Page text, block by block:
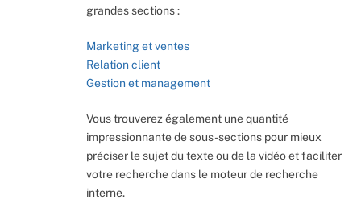
grandes sections :
Marketing et ventes
Relation client
Gestion et management
Vous trouverez également une quantité
impressionnante de sous-sections pour mieux
préciser le sujet du texte ou de la vidéo et faciliter
votre recherche dans le moteur de recherche
interne.